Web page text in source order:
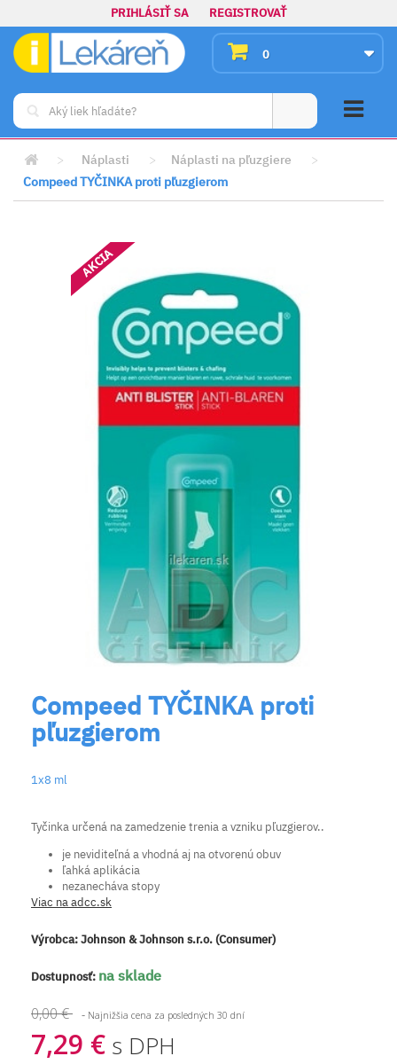
PRIHLÁSIŤ SA REGISTROVAŤ
0
> Náplasti > Náplasti na pľuzgiere
>
Compeed TYČINKA proti pľuzgierom
AKCIA
Compeed TYČINKA proti
pľuzgierom
1x8 ml
Tyčinka určená na zamedzenie trenia a vzniku pľuzgierov..
je neviditeľná a vhodná aj na otvorenú obuv
ľahká aplikácia
nezanecháva stopy
Viac na adcc.sk
Výrobca:Johnson & Johnson s.r.o. (Consumer)
Dostupnosť: na sklade
0,00 € - Najnižšia cena za posledných 30 dní
7,29 € s DPH